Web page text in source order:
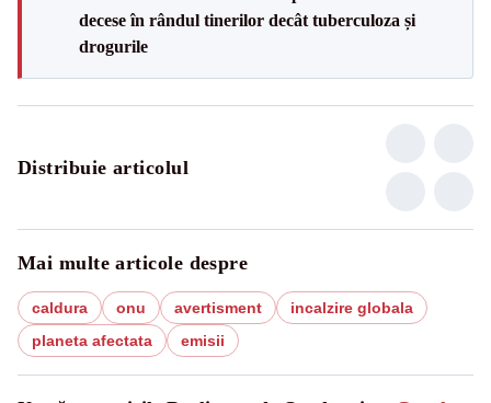
decese în rândul tinerilor decât tuberculoza și
drogurile
Distribuie articolul
Mai multe articole despre
caldura onu avertisment
incalzire globala
planeta afectata
emisii